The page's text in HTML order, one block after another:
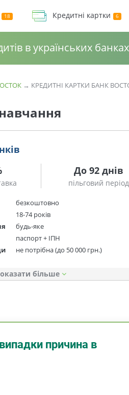
Кредитні картки
в українських банках
→ КРЕДИТНІ КАРТКИ БАНК
До 92 днів
пільговий період
безкоштовно
18-74 років
будь-яке
паспорт + ІПН
не потрібна (до 50 000 грн.)
причина в